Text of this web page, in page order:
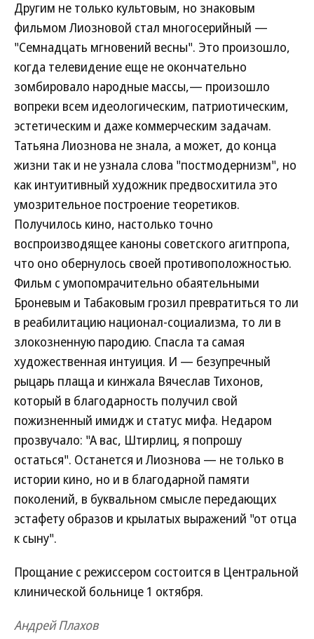
Другим не только культовым, но знаковым
фильмом Лиозновой стал многосерийный —
"Семнадцать мгновений весны". Это произошло,
когда телевидение еще не окончательно
зомбировало народные массы,— произошло
вопреки всем идеологическим, патриотическим,
эстетическим и даже коммерческим задачам.
Татьяна Лиознова не знала, а может, до конца
жизни так и не узнала слова "постмодернизм", но
как интуитивный художник предвосхитила это
умозрительное построение теоретиков.
Получилось кино, настолько точно
воспроизводящее каноны советского агитпропа,
что оно обернулось своей противоположностью.
Фильм с умопомрачительно обаятельными
Броневым и Табаковым грозил превратиться то ли
в реабилитацию национал-социализма, то ли в
злокозненную пародию. Спасла та самая
художественная интуиция. И — безупречный
рыцарь плаща и кинжала Вячеслав Тихонов,
который в благодарность получил свой
пожизненный имидж и статус мифа. Недаром
прозвучало: "А вас, Штирлиц, я попрошу
остаться". Останется и Лиознова — не только в
истории кино, но и в благодарной памяти
поколений, в буквальном смысле передающих
эстафету образов и крылатых выражений "от отца
к сыну".
Прощание с режиссером состоится в Центральной
клинической больнице 1 октября.
Андрей Плахов